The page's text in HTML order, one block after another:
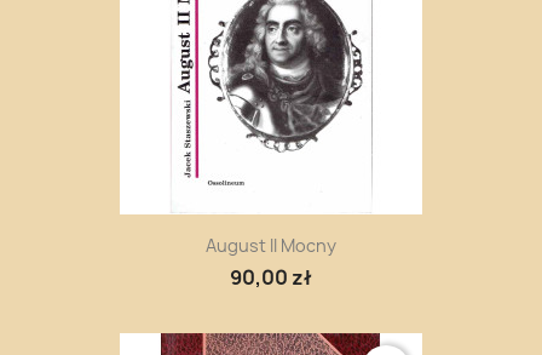
August II Mocny
90,00 zł